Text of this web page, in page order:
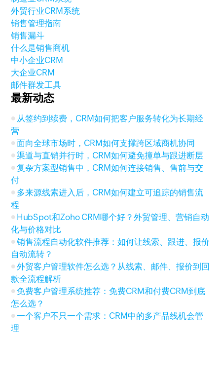
外贸行业CRM系统
销售管理指南
销售漏斗
什么是销售商机
中小企业CRM
大企业CRM
邮件群发工具
最新动态
从签约到续费，CRM如何把客户服务转化为长期经
营
面向全球市场时，CRM如何支撑跨区域商机协同
渠道与直销并行时，CRM如何避免撞单与跟进断层
复杂方案型销售中，CRM如何连接销售、售前与交
付
多来源线索进入后，CRM如何建立可追踪的销售流
程
HubSpot和Zoho CRM哪个好？外贸管理、营销自动
化与价格对比
销售流程自动化软件推荐：如何让线索、跟进、报价
自动流转？
外贸客户管理软件怎么选？从线索、邮件、报价到回
款全流程解析
免费客户管理系统推荐：免费CRM和付费CRM到底
怎么选？
一个客户不只一个需求：CRM中的多产品线机会管
理